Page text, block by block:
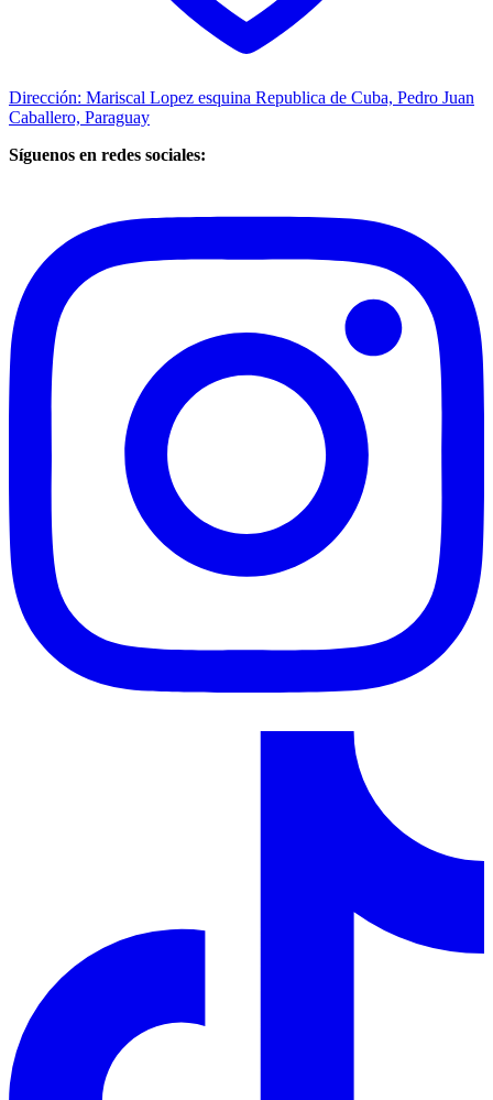
Dirección: Mariscal Lopez esquina Republica de Cuba, Pedro Juan
Caballero, Paraguay
Síguenos en redes sociales: